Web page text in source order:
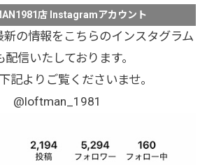
店 Instagramアカウント
新の情報をこちらのインスタグラム
配信いたしております。
記よりご覧くださいませ。
@loftman_1981